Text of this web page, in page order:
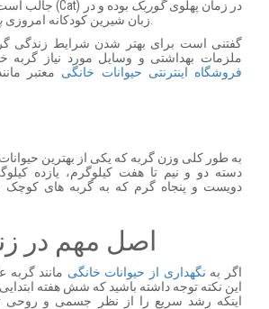
جالب است بدانید نام قدیم گربه (Cat) در زمان پهلویگوربک بوده و در
زبان شیرین کودکانه امروزی
گفتنی است برای بهتر شدن شرایط زندگی
ملزمات بهداشتی و وسایل مورد نیاز گربه
فروشگاه اینترنتی حیوانات خانگی معتبر
به طور کلی وزن گربه که یکی از بهترین
دسته دو و نیم تا هفت کیلوگرم، یازده
دویست و پنجاه گرم که به گربه های کوچک
اصل مهم در
اگر به نگهداری از حیوانات خانگی مانند گربه
این نکته توجه داشته باشید که شش هفته
اینکه رشد سریع را از نظر جسمی و روحی